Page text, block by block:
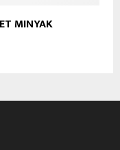
MINYAK